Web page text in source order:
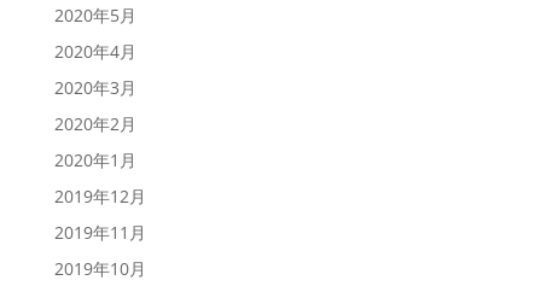
2020年5月
2020年4月
2020年3月
2020年2月
2020年1月
2019年12月
2019年11月
2019年10月